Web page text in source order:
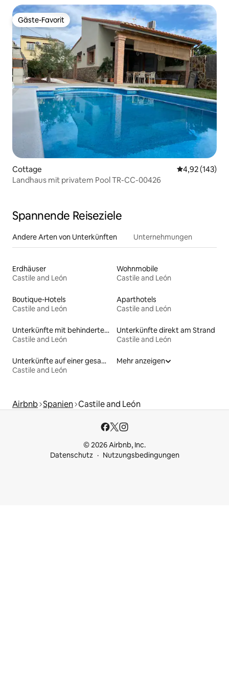
Gäste-Favorit
Gäste-Favorit
Cottage
4,92 (143)
Landhaus mit privatem Pool TR-CC-00426
Spannende Reiseziele
Andere Arten von Unterkünften Unternehmungen
Erdhäuser
Castile and León
Wohnmobile
Castile and León
Boutique-Hotels
Castile and León
Aparthotels
Castile and León
Unterkünfte mit behindertengerechtem WC
Castile and León
Unterkünfte direkt am Strand
Castile and León
Unterkünfte auf einer gesamten Etage
Castile and León
Mehr anzeigen
Airbnb Spanien Castile and León
© 2026 Airbnb, Inc.
Datenschutz
Nutzungsbedingungen